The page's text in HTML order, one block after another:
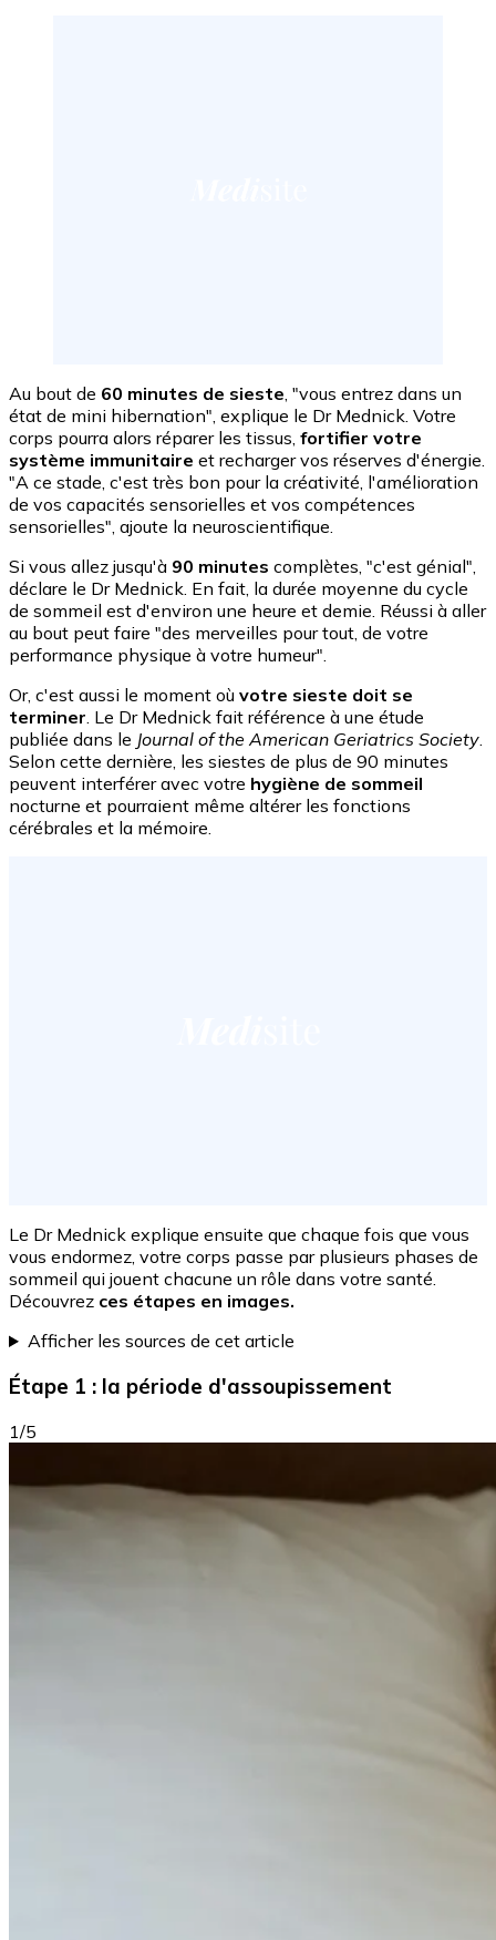
Au bout de 60 minutes de sieste, "vous entrez dans un
état de mini hibernation", explique le Dr Mednick. Votre
corps pourra alors réparer les tissus, fortifier votre
système immunitaire et recharger vos réserves d'énergie.
"A ce stade, c'est très bon pour la créativité, l'amélioration
de vos capacités sensorielles et vos compétences
sensorielles", ajoute la neuroscientifique.
Si vous allez jusqu'à 90 minutes complètes, "c'est génial",
déclare le Dr Mednick. En fait, la durée moyenne du cycle
de sommeil est d'environ une heure et demie. Réussi à aller
au bout peut faire "des merveilles pour tout, de votre
performance physique à votre humeur".
Or, c'est aussi le moment où votre sieste doit se
terminer. Le Dr Mednick fait référence à une étude
publiée dans le Journal of the American Geriatrics Society.
Selon cette dernière, les siestes de plus de 90 minutes
peuvent interférer avec votre hygiène de sommeil
nocturne et pourraient même altérer les fonctions
cérébrales et la mémoire.
Le Dr Mednick explique ensuite que chaque fois que vous
vous endormez, votre corps passe par plusieurs phases de
sommeil qui jouent chacune un rôle dans votre santé.
Découvrez ces étapes en images.
Afficher les sources de cet article
Étape 1 : la période d'assoupissement
1/5